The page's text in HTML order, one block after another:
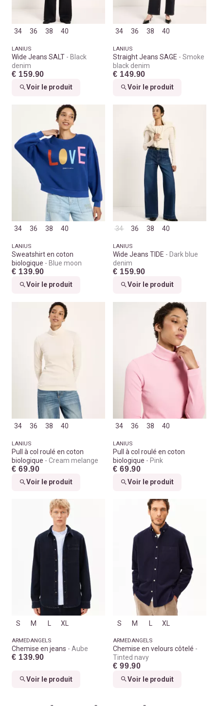
34 36 38 40
LANIUS
Wide Jeans SALT
Black
denim
€ 159.90
Voir le produit
34 36 38 40
LANIUS
Straight Jeans SAGE
Smoke
black denim
€ 149.90
Voir le produit
34 36 38 40
LANIUS
Sweatshirt en coton
biologique
Blue moon
€ 139.90
Voir le produit
34 36 38 40
LANIUS
Wide Jeans TIDE
Dark blue
denim
€ 159.90
Voir le produit
34 36 38 40
LANIUS
Pull à col roulé en coton
biologique
Cream melange
€ 69.90
Voir le produit
34 36 38 40
LANIUS
Pull à col roulé en coton
biologique
Pink
€ 69.90
Voir le produit
S M XL
ARMEDANGELS
Chemise en jeans Aube
€ 139.90
Voir le produit
S M XL
ARMEDANGELS
Chemise en velours côtelé
Tinted navy
€ 99.90
Voir le produit